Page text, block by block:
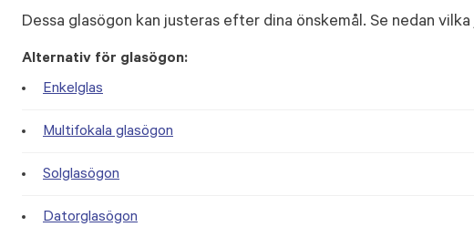
Dessa glasögon kan justeras efter dina önskemål. Se nedan
Alternativ för glasögon:
Enkelglas
Multifokala glasögon
Solglasögon
Datorglasögon